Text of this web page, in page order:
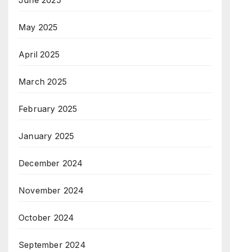
May 2025
April 2025
March 2025
February 2025
January 2025
December 2024
November 2024
October 2024
September 2024